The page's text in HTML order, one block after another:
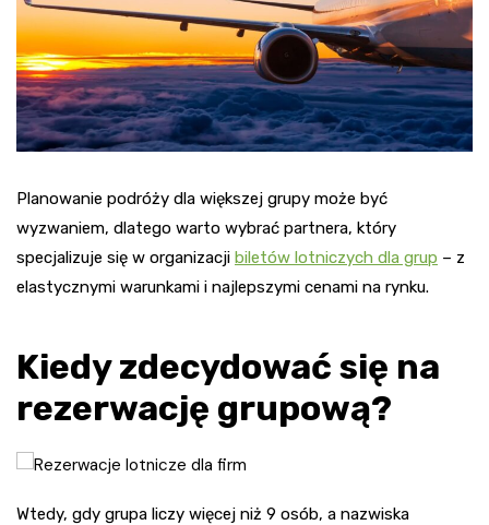
Planowanie podróży dla większej grupy może być
wyzwaniem, dlatego warto wybrać partnera, który
specjalizuje się w organizacji biletów lotniczych dla grup – z
elastycznymi warunkami i najlepszymi cenami na rynku.
Kiedy zdecydować się na
rezerwację grupową?
Wtedy, gdy grupa liczy więcej niż 9 osób, a nazwiska